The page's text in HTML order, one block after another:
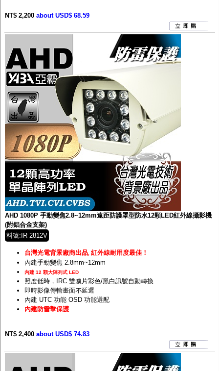
NT$ 2,200 about USD$ 68.59
AHD 1080P 手動變焦2.8~12mm遠距防護罩型防水12顆LED紅外線攝影機
(附鋁合金支架)
料號:IR-2812V
台灣光電背景廠商出品 紅外線耐用度最佳！
內建手動變焦 2.8mm~12mm
內建 12 顆大陣列式 LED
照度低時，IRC 雙濾片彩色/黑白訊號自動轉換
即時影像傳輸畫面不延遲
內建 UTC 功能 OSD 功能選配
內建防雷擊保護
NT$ 2,400 about USD$ 74.83